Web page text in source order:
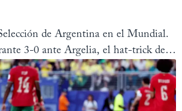
de Argentina en el Mundial.
3-0 ante Argelia, el hat-trick de
con el VAR